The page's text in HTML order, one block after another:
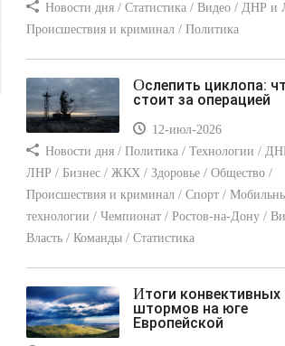
Новости дня / Статистика / Видео / ДНР
Происшествия и криминал / Политика
Ослепить циклопа: что
стоит за операцией
12-июл-2026
Новости дня / Политика / Технологии /
ЛНР / Бизнес / ЖКХ / Здоровье / Общество /
Происшествия и криминал / Спорт /
технологии / Чемпионат / Ростов-на-Дону /
Власть / Команды / Статистика
Итоги конвективных
штормов на юге
Европейской